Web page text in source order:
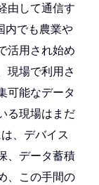
由して通信す
内でも農業や
活用され始め
現場で利用さ
可能なデータ
る現場はまだ
、デバイス
、データ蓄積
、この手間の